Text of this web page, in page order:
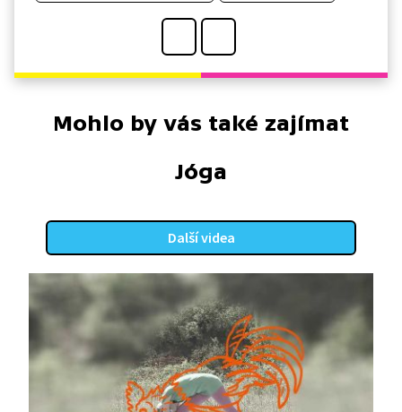
Mohlo by vás také zajímat
Jóga
Další videa